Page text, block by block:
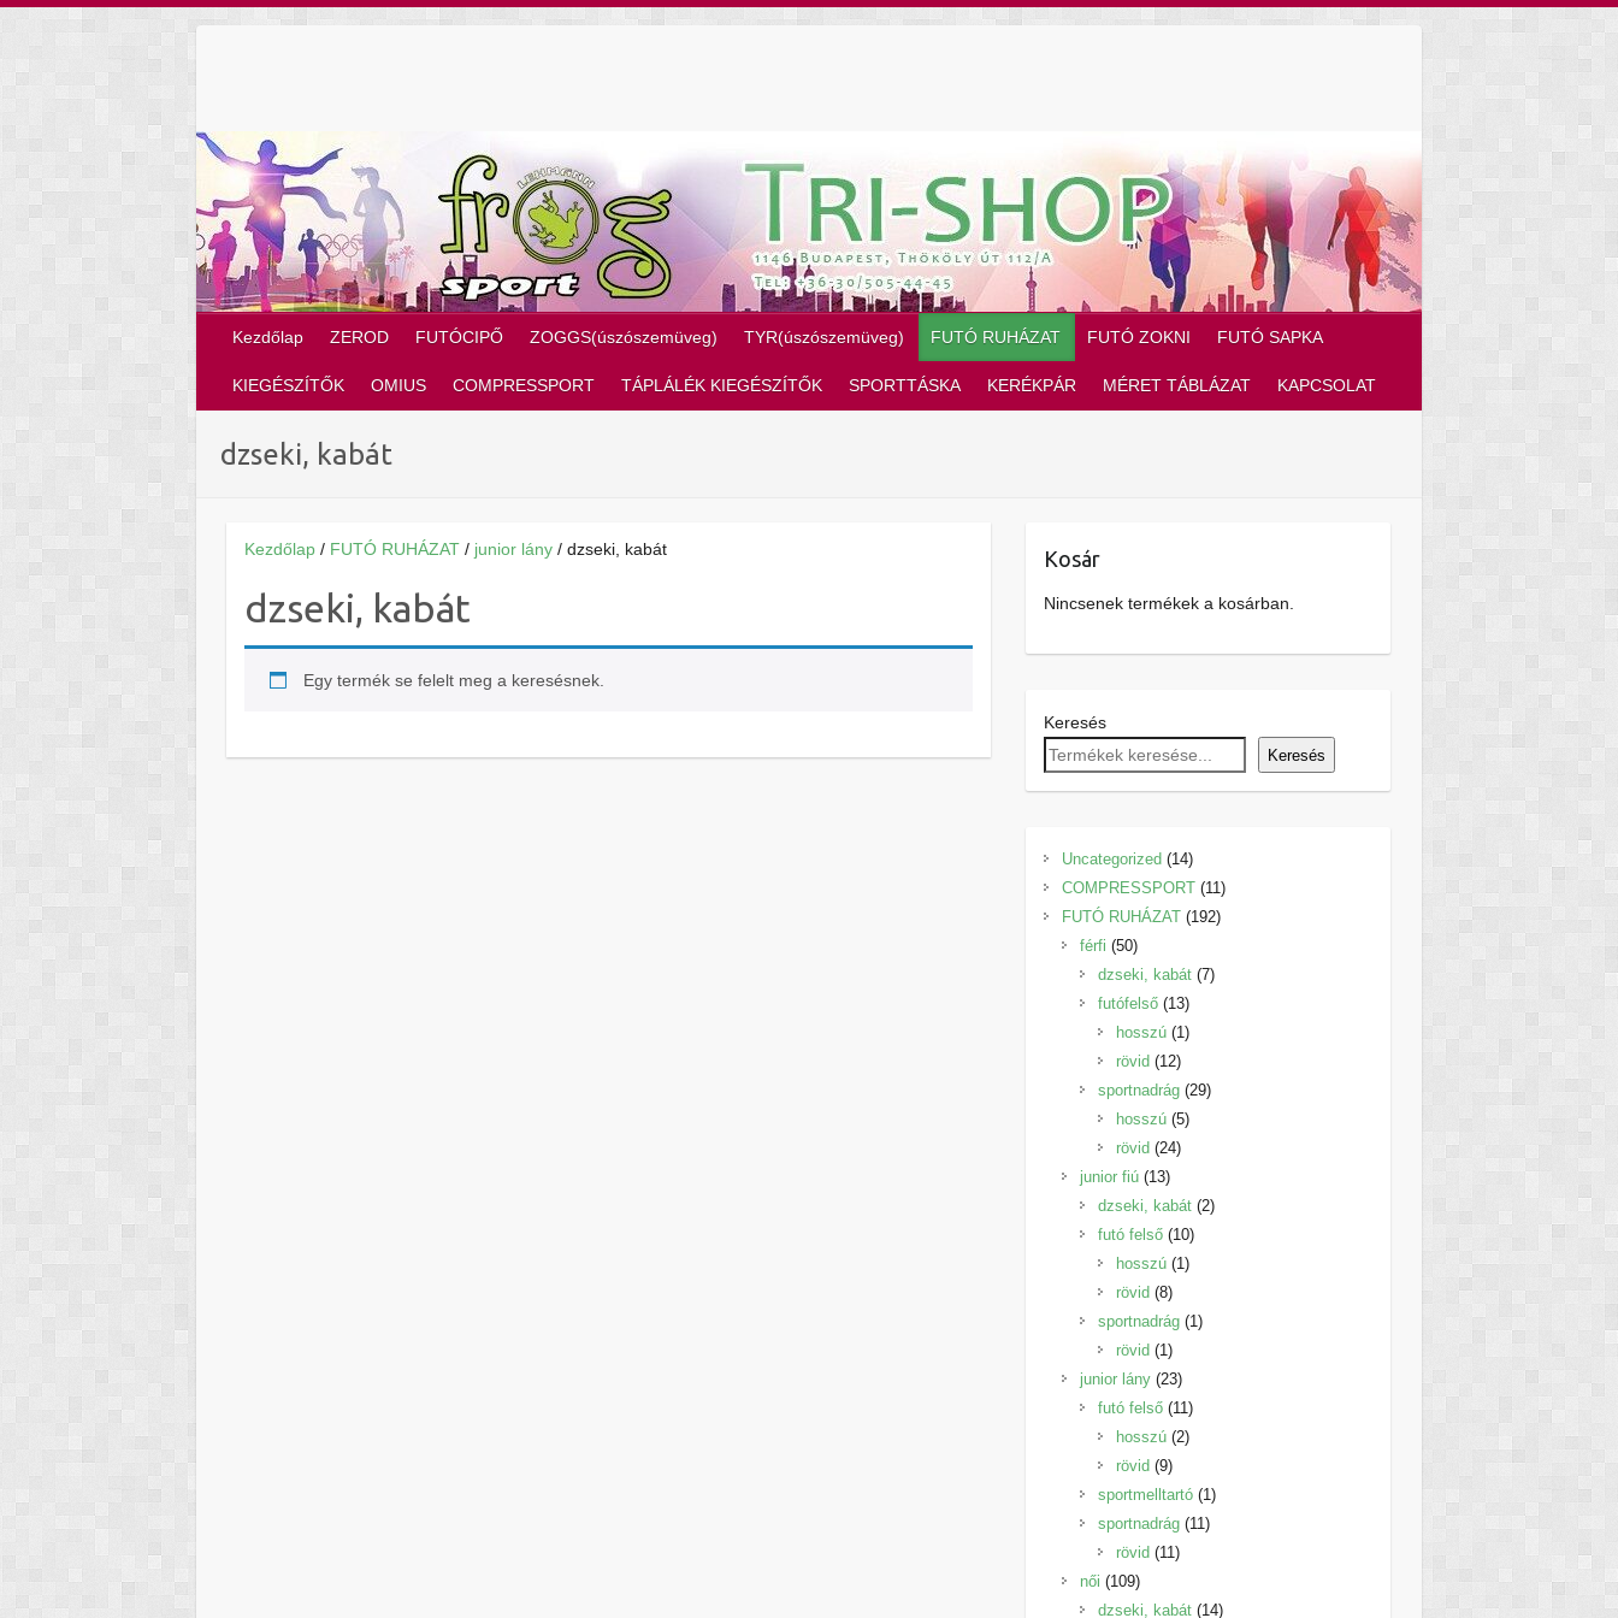
content
Kezdőlap ZEROD FUTÓCIPŐ ZOGGS(úszószemüveg) TYR(úszószemüveg) FUTÓ RUHÁZAT FUTÓ ZOKNI FUTÓ SAPKA
KIEGÉSZÍTŐK OMIUS COMPRESSPORT TÁPLÁLÉK KIEGÉSZÍTŐK SPORTTÁSKA KERÉKPÁR MÉRET TÁBLÁZAT KAPCSOLAT
dzseki, kabát
Kezdőlap/ FUTÓ RUHÁZAT/ junior lány/ dzseki, kabát
dzseki, kabát
Egy termék se felelt meg a keresésnek.
Kosár
Nincsenek termékek a kosárban.
Keresés
Keresés
Uncategorized 1414
termék
COMPRESSPORT 1111
termék
FUTÓ RUHÁZAT 192192
férfi 5050
termék
dzseki, kabát 77
futófelső 1313
termék
hosszú 11
rövid 1212
termék
sportnadrág 2929
hosszú 55
rövid 2424
junior fiú 1313
termék
dzseki, kabát 22
futó felső 1010
termék
hosszú 11
rövid 88
termék
sportnadrág 11
rövid 11
termék
junior lány 2323
termék
futó felső 1111
termék
hosszú 22
rövid 99
termék
sportmelltartó 11
sportnadrág 1111
rövid 1111
női 109109
termék
dzseki, kabát 1414